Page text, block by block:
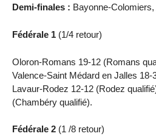
Demi-finales : Bayonne-
Fédérale 1 (1/4 retour)
Oloron-Romans 19-12 (Romans
Valence-Saint Médard en Jalles 18-
Lavaur-Rodez 12-12 (Rodez
(Chambéry qualifié).
Fédérale 2 (1 /8 retour)